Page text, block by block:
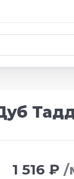
1 516 ₽ /